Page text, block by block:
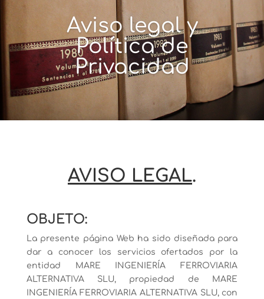
Aviso legal y
Política de
Privacidad
AVISO LEGAL.
OBJETO:
La presente página Web ha sido diseñada para
dar a conocer los servicios ofertados por la
entidad MARE INGENIERÍA FERROVIARIA
ALTERNATIVA SLU, propiedad de MARE
INGENIERÍA FERROVIARIA ALTERNATIVA SLU, con